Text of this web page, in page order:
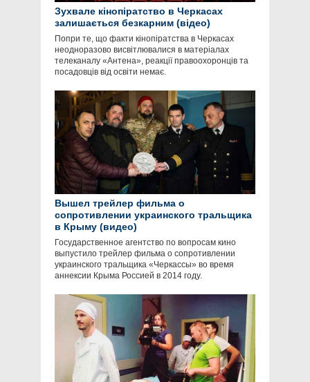
Зухвале кінопіратство в Черкасах
залишається безкарним (відео)
Попри те, що факти кінопіратства в Черкасах
неодноразово висвітлювалися в матеріалах
телеканалу «Антена», реакції правоохоронців та
посадовців від освіти немає.
Вышел трейлер фильма о
сопротивлении украинского тральщика
в Крыму (видео)
Государственное агентство по вопросам кино
выпустило трейлер фильма о сопротивлении
украинского тральщика «Черкассы» во время
аннексии Крыма Россией в 2014 году.